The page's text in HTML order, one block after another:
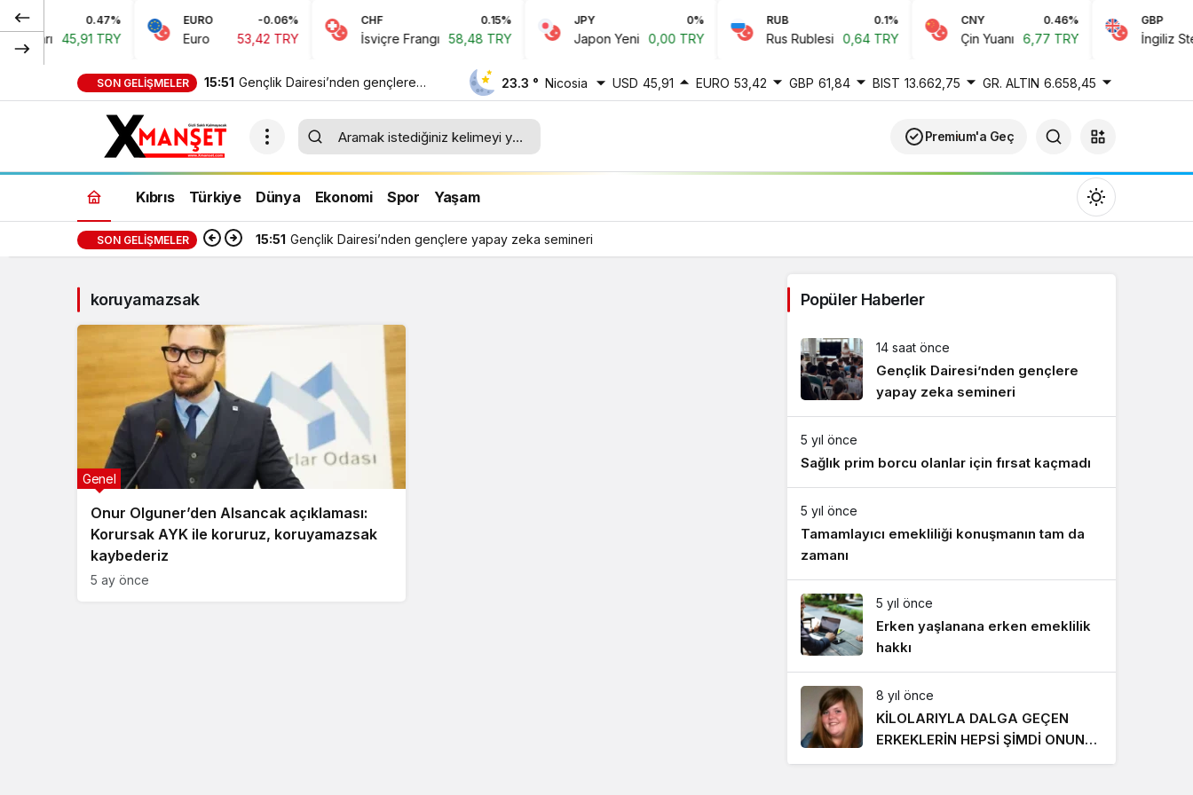
0.47%
45,91 TRY
EURO -0.06%
Euro 53,42 TRY
CHF 0.15%
İsviçre Frangı 58,48 TRY
JPY
Japon Yeni 0,00 TRY
RUB 0.1%
Rus Rublesi 0,64 TRY
CNY 0.46%
Çin Yuanı 6,77 TRY
GBP
İngiliz
SON GELIŞMELER 15:51 Gençlik Dairesi’nden gençlere
yapay zeka semineri
23.3 ° Nicosia USD 45,91 EURO 53,42 GBP 61,84 BIST 13.662,75 GR. ALTIN 6.658,45
Premium'a Geç
Kıbrıs Türkiye Dünya Ekonomi Spor Yaşam
Gündüz modunu seçin.
SON GELIŞMELER 15:51 Gençlik Dairesi’nden gençlere yapay zeka semineri
koruyamazsak
Onur Olguner’den Alsancak açıklaması:
Korursak AYK ile koruruz, koruyamazsak
kaybederiz
Genel
5 ay önce
Popüler Haberler
14 saat önce
Gençlik Dairesi’nden gençlere
yapay zeka semineri
5 yıl önce
Sağlık prim borcu olanlar için fırsat kaçmadı
5 yıl önce
Tamamlayıcı emekliliği konuşmanın tam da
zamanı
5 yıl önce
Erken yaşlanana erken emeklilik
hakkı
8 yıl önce
KİLOLARIYLA DALGA GEÇEN
ERKEKLERİN HEPSİ ŞİMDİ ONUN
PEŞİNDE! SON HALİ İNANILMAZ